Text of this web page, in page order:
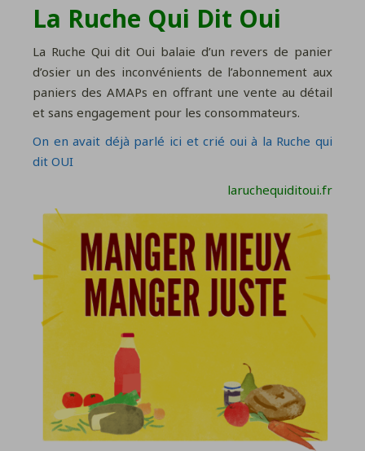
La Ruche Qui Dit Oui
La Ruche Qui dit Oui balaie d’un revers de panier
d’osier un des inconvénients de l’abonnement aux
paniers des AMAPs en offrant une vente au détail
et sans engagement pour les consommateurs.
On en avait déjà parlé ici et crié oui à la Ruche qui
dit OUI
laruchequiditoui.fr